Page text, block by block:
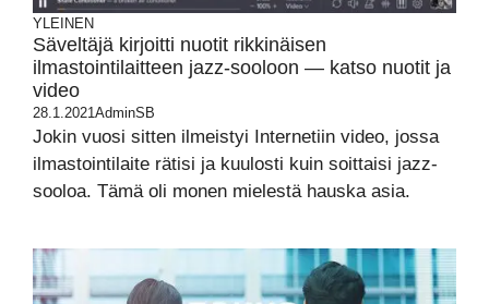
YLEINEN
Säveltäjä kirjoitti nuotit rikkinäisen
ilmastointilaitteen jazz-sooloon — katso nuotit ja
video
28.1.2021AdminSB
Jokin vuosi sitten ilmeistyi Internetiin video, jossa
ilmastointilaite rätisi ja kuulosti kuin soittaisi jazz-
sooloa. Tämä oli monen mielestä hauska asia.